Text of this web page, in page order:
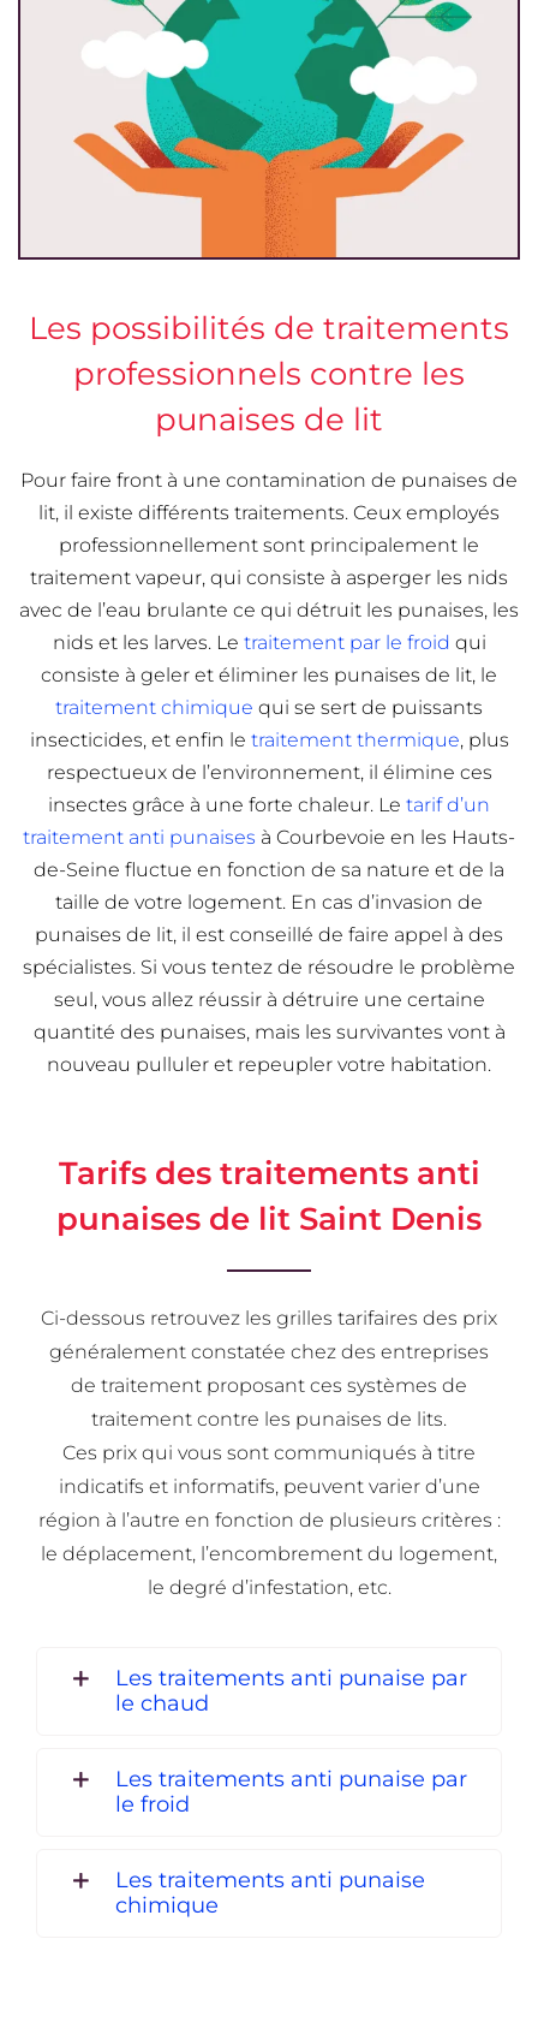
Les possibilités de traitements
professionnels contre les
punaises de lit
Pour faire front à une contamination de punaises de
lit, il existe différents traitements. Ceux employés
professionnellement sont principalement le
traitement vapeur, qui consiste à asperger les nids
avec de l’eau brulante ce qui détruit les punaises, les
nids et les larves. Le traitement par le froid qui
consiste à geler et éliminer les punaises de lit, le
traitement chimique qui se sert de puissants
insecticides, et enfin le traitement thermique, plus
respectueux de l’environnement, il élimine ces
insectes grâce à une forte chaleur. Le tarif d’un
traitement anti punaises à Courbevoie en les Hauts-
de-Seine fluctue en fonction de sa nature et de la
taille de votre logement. En cas d’invasion de
punaises de lit, il est conseillé de faire appel à des
spécialistes. Si vous tentez de résoudre le problème
seul, vous allez réussir à détruire une certaine
quantité des punaises, mais les survivantes vont à
nouveau pulluler et repeupler votre habitation.
Tarifs des traitements anti
punaises de lit Saint Denis
Ci-dessous retrouvez les grilles tarifaires des prix
généralement constatée chez des entreprises
de traitement proposant ces systèmes de
traitement contre les punaises de lits.
Ces prix qui vous sont communiqués à titre
indicatifs et informatifs, peuvent varier d’une
région à l’autre en fonction de plusieurs critères :
le déplacement, l’encombrement du logement,
le degré d’infestation, etc.
Les traitements anti punaise par
le chaud
Les traitements anti punaise par
le froid
Les traitements anti punaise
chimique